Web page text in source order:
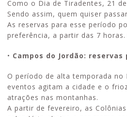
o
calendário
para
a
alta
Como o Dia de Tiradentes, 21
Sendo assim, quem quiser
As reservas para esse período
preferência, a partir das 7 horas.
• Campos do Jordão:
O período de alta temporada no
eventos agitam a cidade e o
atrações nas montanhas.
A partir de fevereiro, as